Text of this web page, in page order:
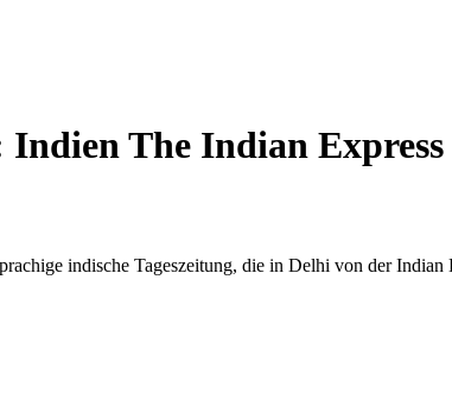
Indien The Indian Express
indische Tageszeitung, die in Delhi von der Indian